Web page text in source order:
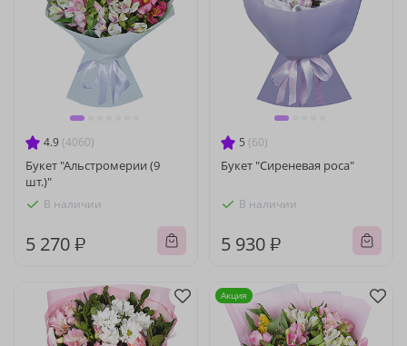
4.9 (4060)
Букет "Альстромерии (9
шт.)"
В наличии
5 270 ₽
5 (60)
Букет "Сиреневая роса"
В наличии
5 930 ₽
Акция